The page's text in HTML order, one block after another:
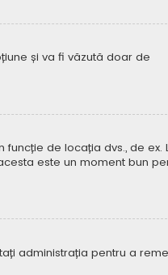
și va fi văzută doar de
de locația dvs., de ex.
este un moment bun
administrația pentru a